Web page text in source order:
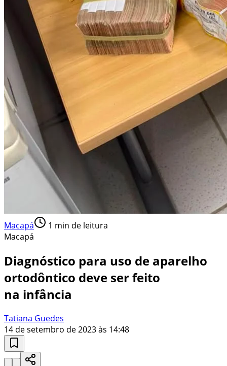
Macapá 1 min de leitura
Macapá
Diagnóstico para uso de aparelho
ortodôntico deve ser feito
na infância
Tatiana Guedes
14 de setembro de 2023 às 14:48